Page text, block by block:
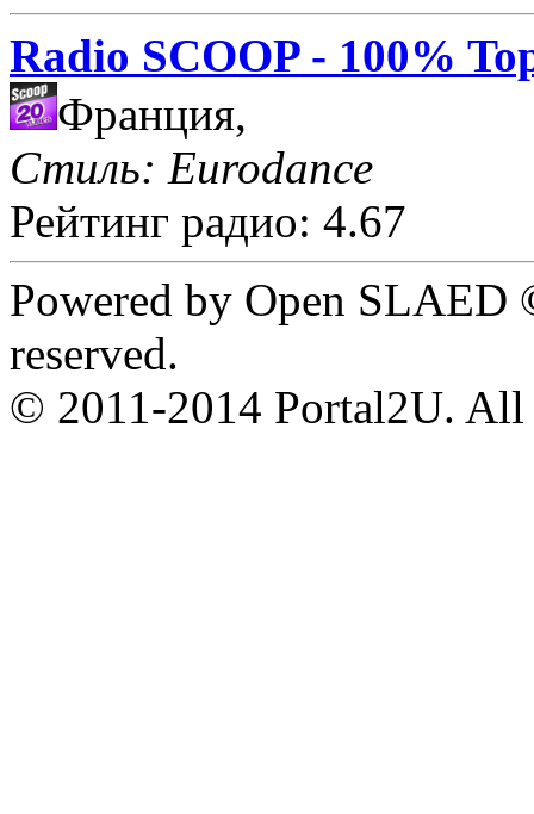
Radio SCOOP - 100%
Франция,
Стиль: Eurodance
Рейтинг радио: 4.67
Powered by Open
reserved.
© 2011-2014 Portal2U. All